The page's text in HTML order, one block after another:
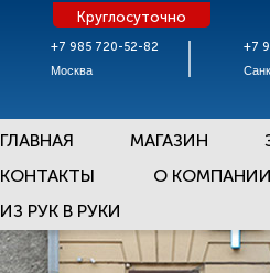
+7 985 720-52-82
Москва
Круглосуточно
+7
ГЛАВНАЯ МАГАЗИН
КОНТАКТЫ
О
ИЗ РУК В РУКИ